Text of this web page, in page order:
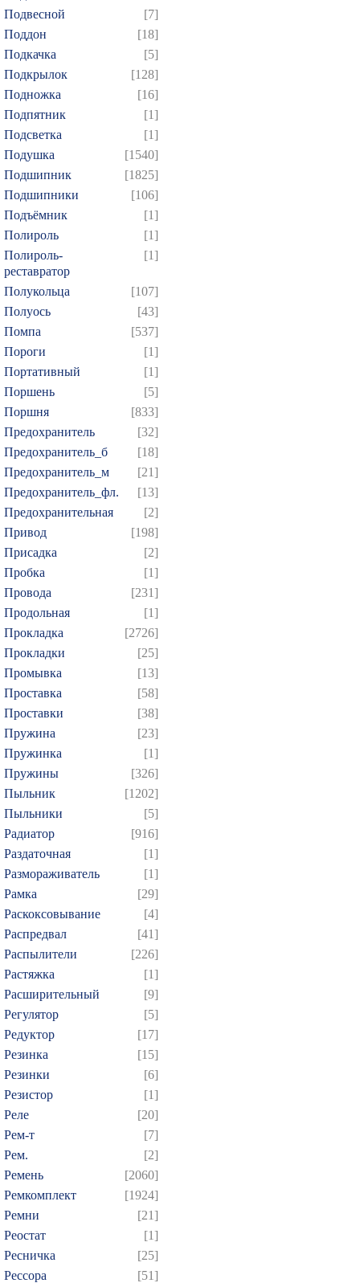
Подвесной
[7]
Поддон
[18]
Подкачка
[5]
Подкрылок
[128]
Подножка
[16]
Подпятник
[1]
Подсветка
[1]
Подушка
[1540]
Подшипник
[1825]
Подшипники
[106]
Подъёмник
[1]
Полироль
[1]
Полироль-
реставратор
[1]
Полукольца
[107]
Полуось
[43]
Помпа
[537]
Пороги
[1]
Портативный
[1]
Поршень
[5]
Поршня
[833]
Предохранитель
[32]
Предохранитель_б
[18]
Предохранитель_м
[21]
Предохранитель_фл.
[13]
Предохранительная
[2]
Привод
[198]
Присадка
[2]
Пробка
[1]
Провода
[231]
Продольная
[1]
Прокладка
[2726]
Прокладки
[25]
Промывка
[13]
Проставка
[58]
Проставки
[38]
Пружина
[23]
Пружинка
[1]
Пружины
[326]
Пыльник
[1202]
Пыльники
[5]
Радиатор
[916]
Раздаточная
[1]
Размораживатель
[1]
Рамка
[29]
Раскоксовывание
[4]
Распредвал
[41]
Распылители
[226]
Растяжка
[1]
Расширительный
[9]
Регулятор
[5]
Редуктор
[17]
Резинка
[15]
Резинки
[6]
Резистор
[1]
Реле
[20]
Рем-т
[7]
Рем.
[2]
Ремень
[2060]
Ремкомплект
[1924]
Ремни
[21]
Реостат
[1]
Ресничка
[25]
Рессора
[51]